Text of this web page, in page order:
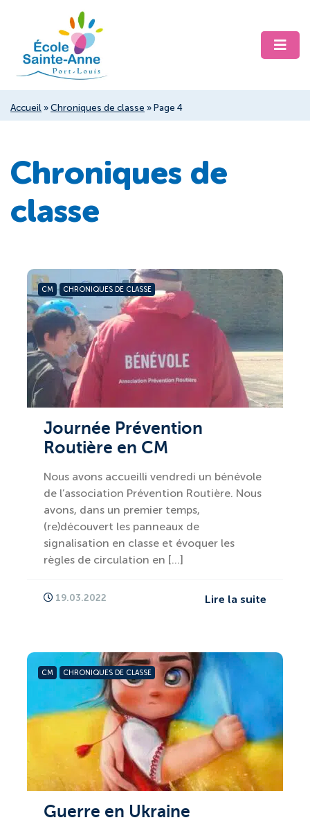
Accueil » Chroniques de classe » Page 4
Chroniques de
classe
CM CHRONIQUES DE CLASSE
Journée Prévention
Routière en CM
Nous avons accueilli vendredi un bénévole
de l’association Prévention Routière. Nous
avons, dans un premier temps,
(re)découvert les panneaux de
signalisation en classe et évoquer les
règles de circulation en […]
19.03.2022 Lire la suite
CM CHRONIQUES DE CLASSE
Guerre en Ukraine